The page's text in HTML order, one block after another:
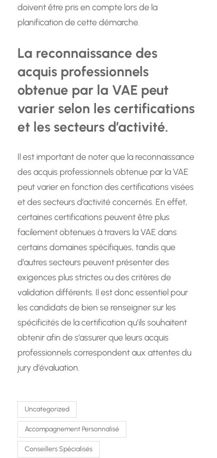
doivent être pris en compte lors de la
planification de cette démarche.
La reconnaissance des
acquis professionnels
obtenue par la VAE peut
varier selon les certifications
et les secteurs d’activité.
Il est important de noter que la reconnaissance
des acquis professionnels obtenue par la VAE
peut varier en fonction des certifications visées
et des secteurs d’activité concernés. En effet,
certaines certifications peuvent être plus
facilement obtenues à travers la VAE dans
certains domaines spécifiques, tandis que
d’autres secteurs peuvent présenter des
exigences plus strictes ou des critères de
validation différents. Il est donc essentiel pour
les candidats de bien se renseigner sur les
spécificités de la certification qu’ils souhaitent
obtenir afin de s’assurer que leurs acquis
professionnels correspondent aux attentes du
jury d’évaluation.
Uncategorized
Accompagnement Personnalisé
Conseillers Spécialisés